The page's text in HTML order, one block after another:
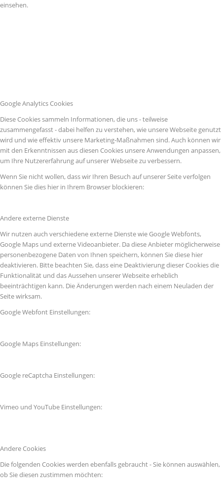
einsehen.
Google Analytics Cookies
Diese Cookies sammeln Informationen, die uns - teilweise
zusammengefasst - dabei helfen zu verstehen, wie unsere Webseite genutzt
wird und wie effektiv unsere Marketing-Maßnahmen sind. Auch können wir
mit den Erkenntnissen aus diesen Cookies unsere Anwendungen anpassen,
um Ihre Nutzererfahrung auf unserer Webseite zu verbessern.
Wenn Sie nicht wollen, dass wir Ihren Besuch auf unserer Seite verfolgen
können Sie dies hier in Ihrem Browser blockieren:
Andere externe Dienste
Wir nutzen auch verschiedene externe Dienste wie Google Webfonts,
Google Maps und externe Videoanbieter. Da diese Anbieter möglicherweise
personenbezogene Daten von Ihnen speichern, können Sie diese hier
deaktivieren. Bitte beachten Sie, dass eine Deaktivierung dieser Cookies die
Funktionalität und das Aussehen unserer Webseite erheblich
beeinträchtigen kann. Die Änderungen werden nach einem Neuladen der
Seite wirksam.
Google Webfont Einstellungen:
Google Maps Einstellungen:
Google reCaptcha Einstellungen:
Vimeo und YouTube Einstellungen:
Andere Cookies
Die folgenden Cookies werden ebenfalls gebraucht - Sie können auswählen,
ob Sie diesen zustimmen möchten: